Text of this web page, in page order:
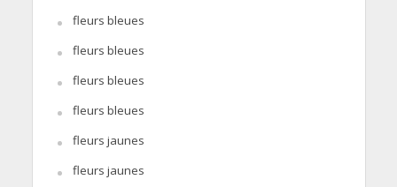
fleurs bleues
fleurs bleues
fleurs bleues
fleurs bleues
fleurs jaunes
fleurs jaunes